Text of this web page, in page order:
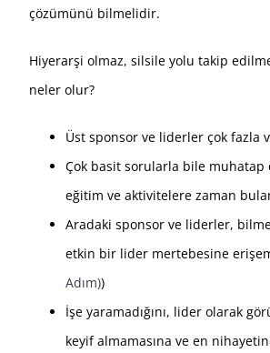
çözümünü bilmelidir.
Hiyerarşi olmaz, silsile yolu takip
neler olur?
Üst sponsor ve liderler çok fazla
Çok basit sorularla bile muhatap
eğitim ve aktivitelere zaman
Aradaki sponsor ve liderler,
etkin bir lider mertebesine
Adım))
İşe yaramadığını, lider olarak
keyif almamasına ve en